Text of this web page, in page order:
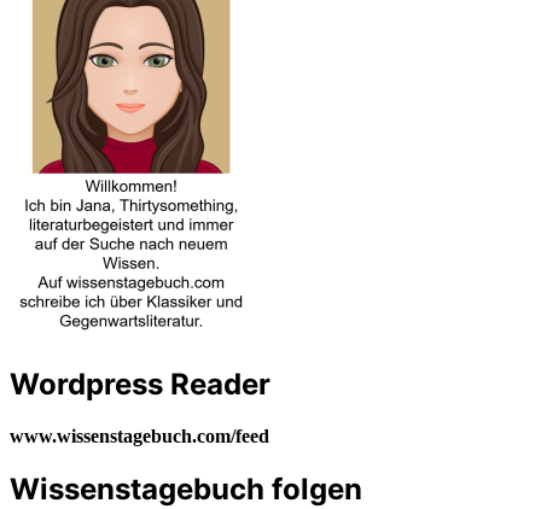
Wordpress Reader
www.wissenstagebuch.com/feed
Wissenstagebuch folgen